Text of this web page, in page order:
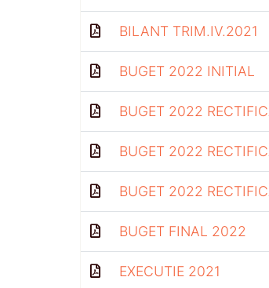
BILANT TRIM.IV.2021
BUGET 2022 INITIAL
BUGET 2022
BUGET 2022
BUGET 2022
BUGET FINAL 2022
EXECUTIE 2021